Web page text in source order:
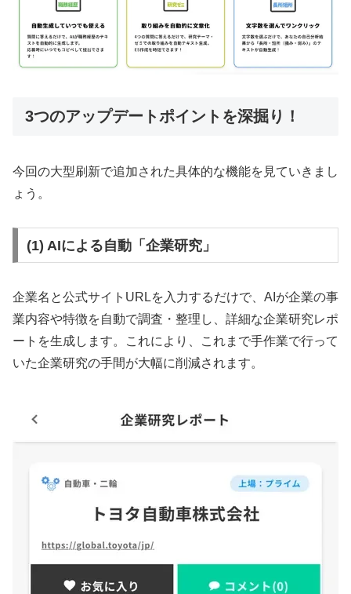
3つのアップデートポイントを深掘り！
今回の大型刷新で追加された具体的な機能を見ていきまし
ょう。
(1) AIによる自動「企業研究」
企業名と公式サイトURLを入力するだけで、AIが企業の事
業内容や特徴を自動で調査・整理し、詳細な企業研究レポ
ートを生成します。これにより、これまで手作業で行って
いた企業研究の手間が大幅に削減されます。